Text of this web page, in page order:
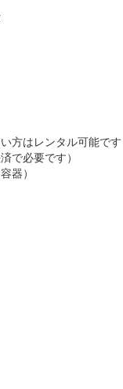
方はレンタル可能で
で必要です）
器）